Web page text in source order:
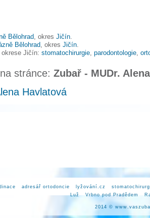
Bělohrad, okres Jičín.
Bělohrad, okres Jičín.
Jičín: stomatochirurgie, parodontologie,
stránce: Zubař - MUDr.
Havlatová
adresář ortodoncie lyžování.cz
Luž
Vrbno pod Pradědem
2014 ©